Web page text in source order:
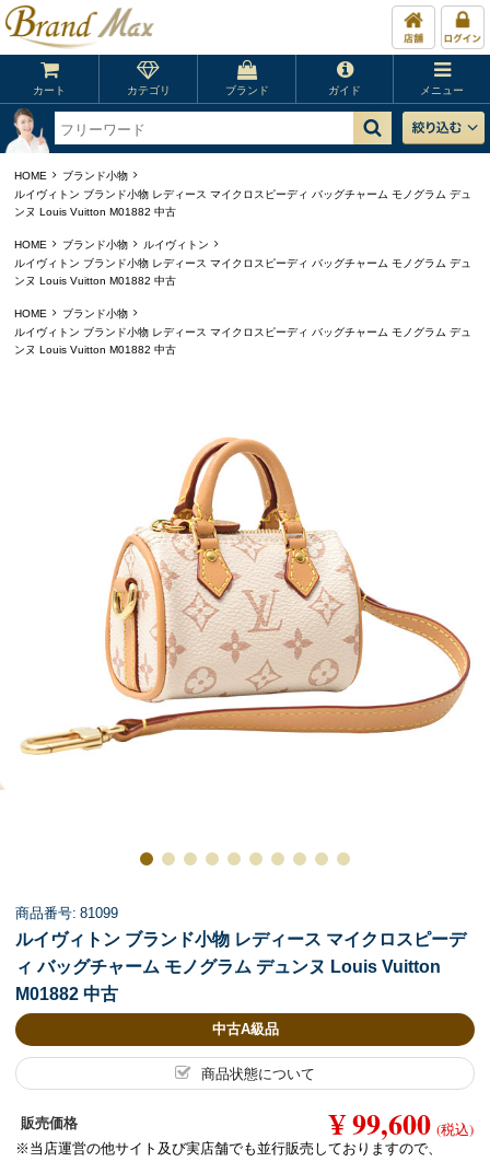
カート カテゴリ ブランド ガイド メニュー
HOME
ブランド小物
ルイヴィトン ブランド小物 レディース マイクロスピーディ バッグチャーム モノグラム デュ
ンヌ Louis Vuitton M01882 中古
HOME ブランド小物
ルイヴィトン
ルイヴィトン ブランド小物 レディース マイクロスピーディ バッグチャーム モノグラム デュ
ンヌ Louis Vuitton M01882 中古
HOME
ブランド小物
ルイヴィトン ブランド小物 レディース マイクロスピーディ バッグチャーム モノグラム デュ
ンヌ Louis Vuitton M01882 中古
商品番号: 81099
ルイヴィトン ブランド小物 レディース マイクロスピーデ
ィ バッグチャーム モノグラム デュンヌ Louis Vuitton
M01882 中古
中古A級品
商品状態について
販売価格 ¥ 99,600 (税込)
※当店運営の他サイト及び実店舗でも並行販売しておりますので、